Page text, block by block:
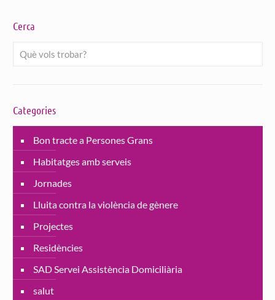
Cerca
Categories
Bon tracte a Persones Grans
Habitatges amb serveis
Jornades
Lluita contra la violència de gènere
Projectes
Residències
SAD Servei Assistència Domiciliària
salut